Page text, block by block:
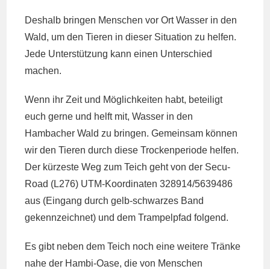
Deshalb bringen Menschen vor Ort Wasser in den
Wald, um den Tieren in dieser Situation zu helfen.
Jede Unterstützung kann einen Unterschied
machen.
Wenn ihr Zeit und Möglichkeiten habt, beteiligt
euch gerne und helft mit, Wasser in den
Hambacher Wald zu bringen. Gemeinsam können
wir den Tieren durch diese Trockenperiode helfen.
Der kürzeste Weg zum Teich geht von der Secu-
Road (L276) UTM-Koordinaten 328914/5639486
aus (Eingang durch gelb-schwarzes Band
gekennzeichnet) und dem Trampelpfad folgend.
Es gibt neben dem Teich noch eine weitere Tränke
nahe der Hambi-Oase, die von Menschen